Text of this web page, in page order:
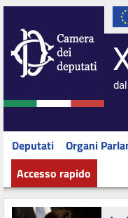
Deputati Organi
Accesso rapido